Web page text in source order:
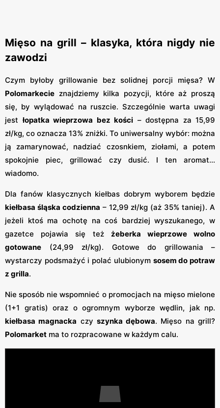
Mięso na grill – klasyka, która nigdy nie
zawodzi
Czym byłoby grillowanie bez solidnej porcji mięsa? W
Polomarkecie znajdziemy kilka pozycji, które aż proszą
się, by wylądować na ruszcie. Szczególnie warta uwagi
jest łopatka wieprzowa bez kości – dostępna za 15,99
zł/kg, co oznacza 13% zniżki. To uniwersalny wybór: można
ją zamarynować, nadziać czosnkiem, ziołami, a potem
spokojnie piec, grillować czy dusić. I ten aromat…
wiadomo.
Dla fanów klasycznych kiełbas dobrym wyborem będzie
kiełbasa śląska codzienna – 12,99 zł/kg (aż 35% taniej). A
jeżeli ktoś ma ochotę na coś bardziej wyszukanego, w
gazetce pojawia się też żeberka wieprzowe wolno
gotowane (24,99 zł/kg). Gotowe do grillowania –
wystarczy podsmażyć i polać ulubionym sosem do potraw
z grilla.
Nie sposób nie wspomnieć o promocjach na mięso mielone
(1+1 gratis) oraz o ogromnym wyborze wędlin, jak np.
kiełbasa magnacka czy szynka dębowa. Mięso na grill?
Polomarket ma to rozpracowane w każdym calu.